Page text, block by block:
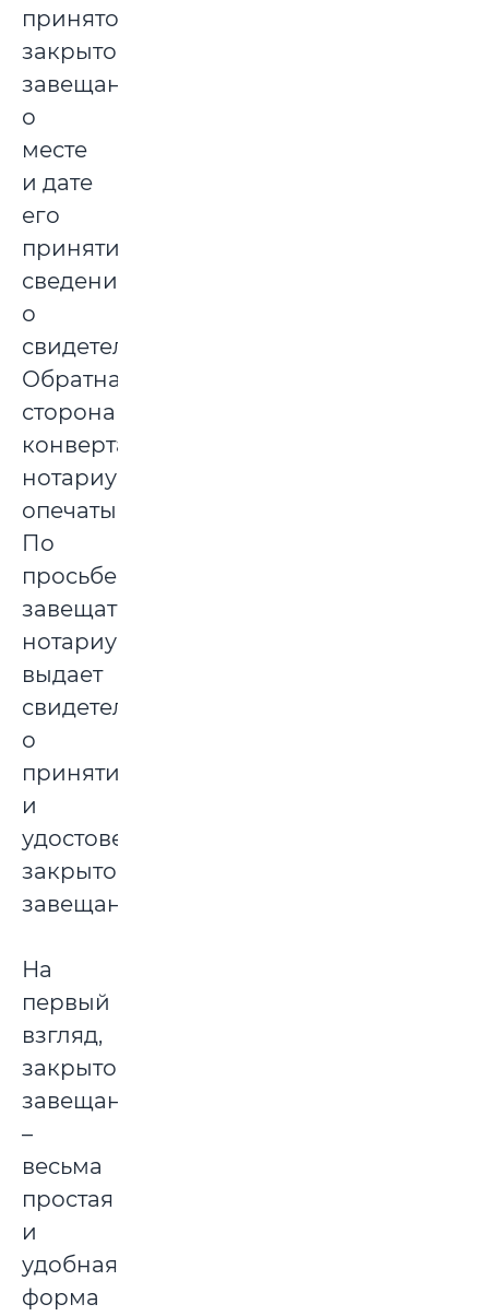
принято
закрытое
завещание,
о
месте
и дате
его
принятия,
сведения
о
свидетелях.
Обратная
сторона
конверта
нотариусом
опечатывается.
По
просьбе
завещателя
нотариус
выдает
свидетельство
о
принятии
и
удостоверении
закрытого
завещания.
На
первый
взгляд,
закрытое
завещание
–
весьма
простая
и
удобная
форма